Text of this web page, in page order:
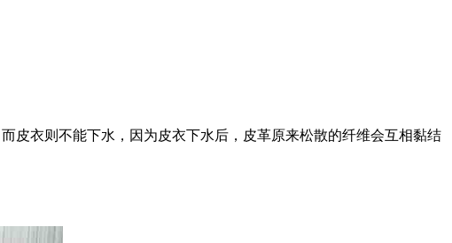
皮衣则不能下水，因为皮衣下水后，皮革原来松散的纤维会互相黏结